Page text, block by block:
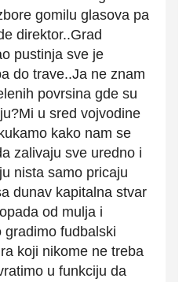
gomilu glasova pa
direktor..Grad
pustinja sve je
do trave..Ja ne znam
povrsina gde su
u sred vojvodine
kako nam se
zalivaju sve uredno i
nista samo pricaju
dunav kapitalna stvar
od mulja i
gradimo fudbalski
koji nikome ne treba
u funkciju da